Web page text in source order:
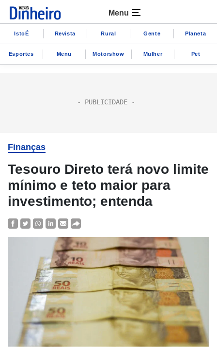
Menu
IstoÉ Revista Rural Gente Planeta
Esportes Menu Motorshow Mulher Pet
Finanças
Tesouro Direto terá novo limite
mínimo e teto maior para
investimento; entenda